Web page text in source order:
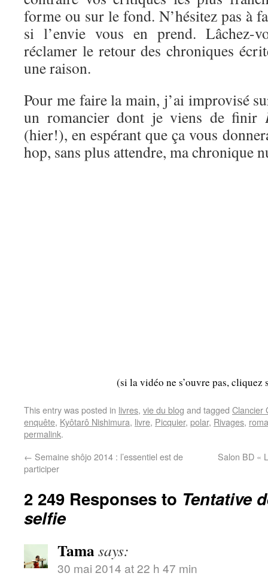
forme ou sur le fond. N’hésitez pas à
si l’envie vous en prend. Lâchez-
réclamer le retour des chroniques
une raison.
Pour me faire la main, j’ai improvisé
un romancier dont je viens de finir
(hier!), en espérant que ça vous
hop, sans plus attendre, ma chronique
(si la vidéo ne s’ouvre pas, cliquez
This entry was posted in livres, vie du blog and tagged Clancier
enquête, Kyôtarô Nishimura, livre, Picquier, polar, Rivages,
permalink.
← Semaine shôjo 2014 : l’essentiel est de
participer
Salon BD «
2 249 Responses to Tentative
selfie
Tamasays:
30 mai 2014 at 22 h 47 min